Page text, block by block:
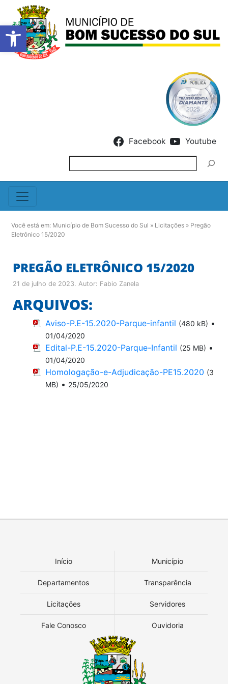
Barra de Ferramentas
Facebook Youtube
Você está em: Município de Bom Sucesso do Sul » Licitações » Pregão
Eletrônico 15/2020
PREGÃO ELETRÔNICO 15/2020
21 de julho de 2023. Autor: Fabio Zanela
ARQUIVOS:
Aviso-P.E-15.2020-Parque-infantil (480 kB) •
01/04/2020
Edital-P.E-15.2020-Parque-Infantil (25 MB) •
01/04/2020
Homologação-e-Adjudicação-PE15.2020 (3
MB) • 25/05/2020
Início Município
Departamentos Transparência
Licitações Servidores
Fale Conosco Ouvidoria